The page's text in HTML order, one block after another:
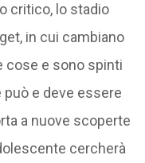
critico, lo stadio
in cui cambiano
cose e sono spinti
e deve essere
a nuove scoperte
cercherà